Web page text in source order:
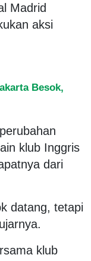
Madrid
aksi
Besok,
klub Inggris
dari
datang, tetapi
klub